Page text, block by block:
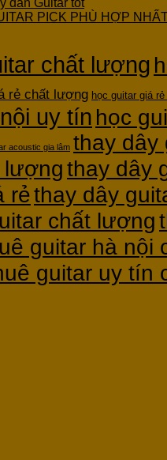
PICK PHÙ HỢP
chất lượng
rẻ chất lượng học guitar giá
uy tín học
acoustic gia lâm thay dây
lượngthay dây
rẻthay dây
chất lượng
guitar hà nội
guitar uy tín